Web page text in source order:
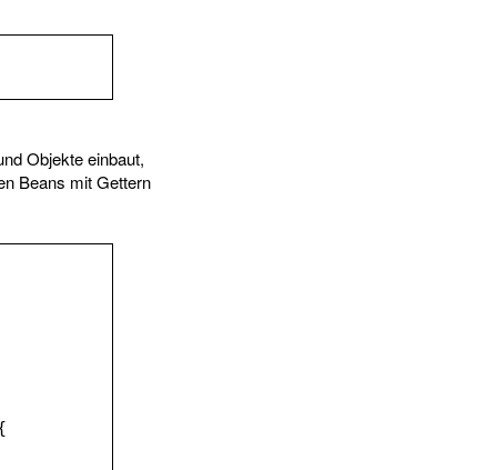
Objekte einbaut,
Beans mit Gettern